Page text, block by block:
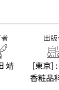
靖
出
[東京]
香粧品